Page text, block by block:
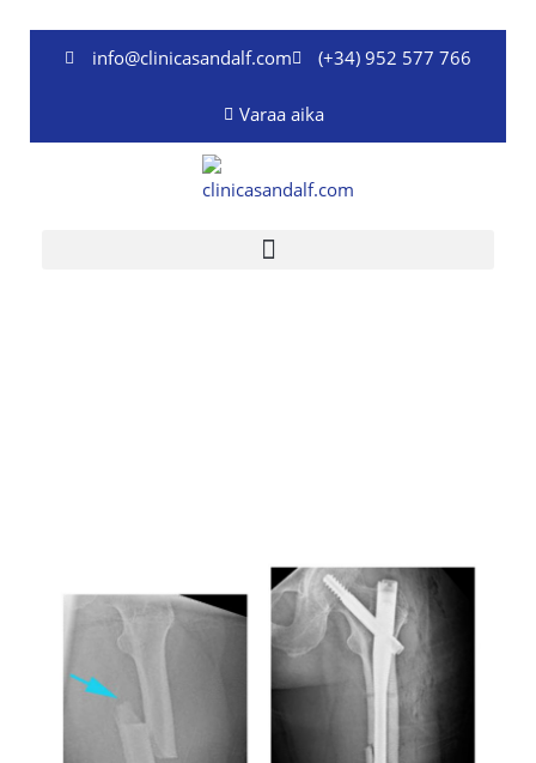
sisältöön info@clinicasandalf.com (+34) 952 577 766
Varaa aika